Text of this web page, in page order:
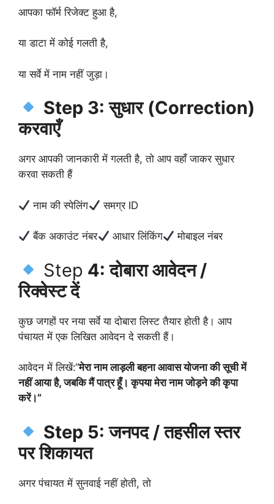
आपका फॉर्म रिजेक्ट हुआ है,
या डाटा में कोई गलती है,
या सर्वे में नाम नहीं जुड़ा।
Step 3: सुधार (Correction)
करवाएँ
अगर आपकी जानकारी में गलती है, तो आप वहाँ जाकर सुधार
करवा सकती हैं
नाम की स्पेलिंग समग्र ID
बैंक अकाउंट नंबर आधार लिंकिंग मोबाइल नंबर
Step 4: दोबारा आवेदन /
रिक्वेस्ट दें
कुछ जगहों पर नया सर्वे या दोबारा लिस्ट तैयार होती है। आप
पंचायत में एक लिखित आवेदन दे सकती हैं।
आवेदन में लिखें:“मेरा नाम लाड़ली बहना आवास योजना की सूची में
नहीं आया है, जबकि मैं पात्र हूँ। कृपया मेरा नाम जोड़ने की कृपा
करें।”
Step 5: जनपद / तहसील स्तर
पर शिकायत
अगर पंचायत में सुनवाई नहीं होती, तो